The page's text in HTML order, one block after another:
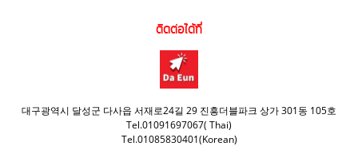
ติดต่อได้ที่
대구광역시 달성군 다사읍 서재로24길 29 진흥더블파크 상가 301동 105호
Tel.01091697067( Thai)
Tel.01085830401(Korean)